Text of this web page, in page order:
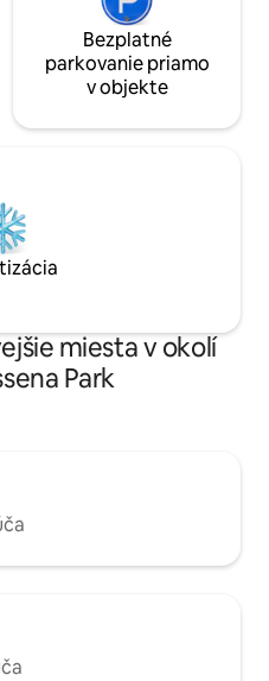
Bezplatné
parkovanie priamo
v objekte
miesta v okolí
Park